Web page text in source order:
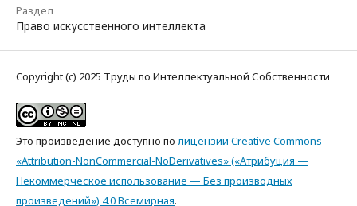
Раздел
Право искусственного интеллекта
Copyright (c) 2025 Труды по Интеллектуальной Собственности
Это произведение доступно по лицензии Creative Commons
«Attribution-NonCommercial-NoDerivatives» («Атрибуция —
Некоммерческое использование — Без производных
произведений») 4.0 Всемирная.